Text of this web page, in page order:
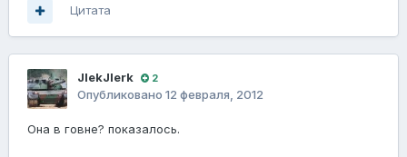
Цитата
JlekJlerk 2
Опубликовано 12 февраля, 2012
Она в говне? показалось.